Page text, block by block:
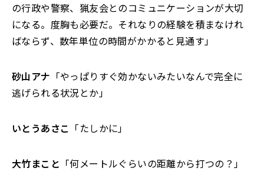
の行政や警察、猟友会とのコミュニケーションが大切
になる。度胸も必要だ。それなりの経験を積まなけれ
ばならず、数年単位の時間がかかると見通す」
砂山アナ 「やっぱりすぐ効かないみたいなんで完全に
逃げられる状況とか」
いとうあさこ 「たしかに」
大竹まこと 「何メートルぐらいの距離から打つの？」